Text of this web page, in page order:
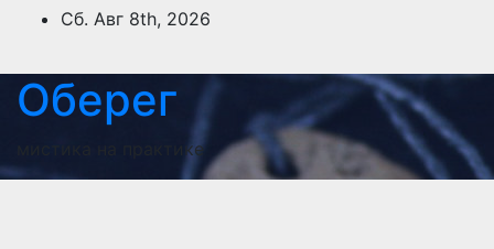
ПерейтиСб. Авг 8th, 2026
Оберег
мистика на практике